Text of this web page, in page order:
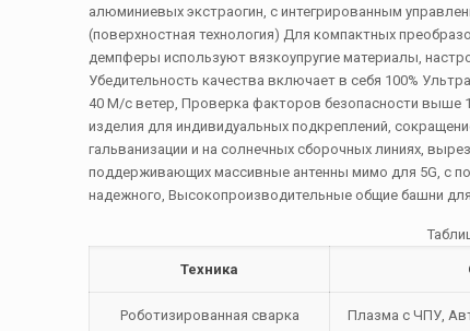
алюминиевых экстраогин, с интегрированным
(поверхностная технология) Для компактных
демпферы используют вязкоупругие материалы,
Убедительность качества включает в себя 100%
40 М/с ветер, Проверка факторов безопасности
изделия для индивидуальных подкреплений,
гальванизации и на солнечных сборочных линиях,
поддерживающих массивные антенны мимо для 5G, с
надежного, Высокопроизводительные общие башни
Техника
Роботизированная сварка Плазма с ЧПУ,